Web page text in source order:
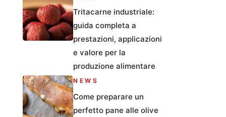
Tritacarne industriale:
guida completa a
prestazioni, applicazioni
e valore per la
produzione alimentare
NEWS
Come preparare un
perfetto pane alle olive